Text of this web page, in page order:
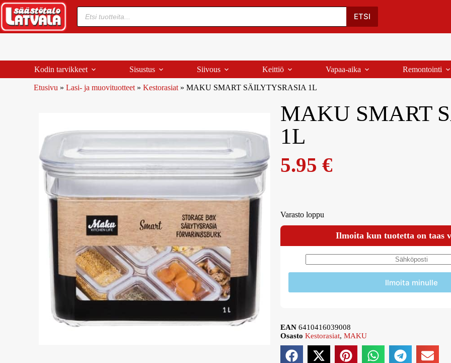
Oma Tili Ostoskori Yhteystiedot
ETSI
Kodin tarvikkeet Sisustus Siivous Keittiö Vapaa-aika Remontointi
Etusivu » Lasi- ja muovituotteet » Kestorasiat » MAKU SMART SÄILYTYSRASIA 1L
MAKU SMART
1L
5.95 €
Varasto loppu
Ilmoita kun tuotetta on taas
Ilmoita minulle
EAN 6410416039008
Osasto Kestorasiat, MAKU